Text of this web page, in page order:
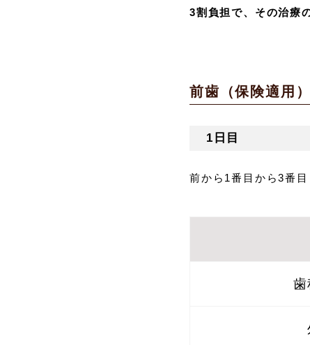
3割負担で、その治療
前歯（保険適用
1日目
前から1番目から3番